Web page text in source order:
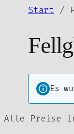
springen
Start /
Es
Alle Preise